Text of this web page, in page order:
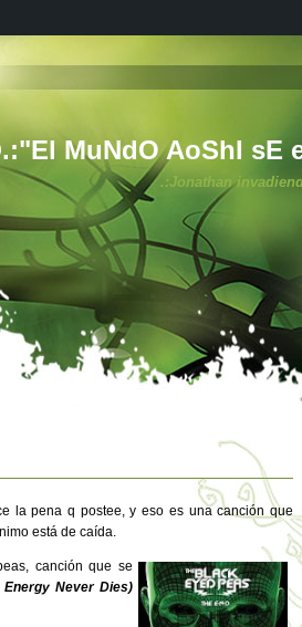
MuNdO AoShI sE
.:Jonathan
la pena q postee, y eso es una canción que
está de caída.
canción que se
Energy Never Dies)